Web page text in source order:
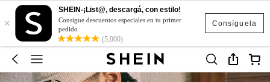
Consíguela
×
SHEIN-¡List@, descargá, con estilo!
Consigue descuentos especiales en tu primer
pedido
(5,000)